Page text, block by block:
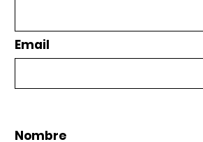
Email
Nombre